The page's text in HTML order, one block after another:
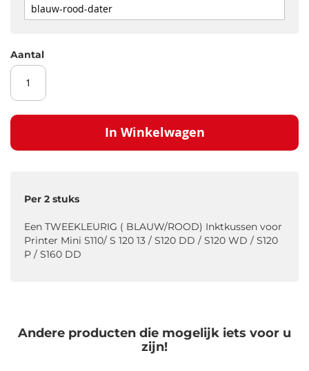
Aantal
In Winkelwagen
Per 2 stuks
Een TWEEKLEURIG ( BLAUW/ROOD) Inktkussen voor
Printer Mini S110/ S 120 13 / S120 DD / S120 WD / S120
P / S160 DD
Andere producten die mogelijk iets voor u
zijn!